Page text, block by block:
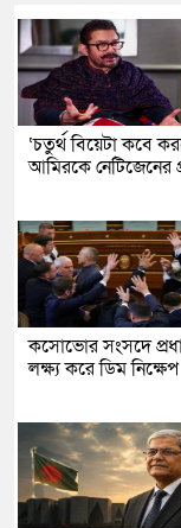
‘চতুর্থ বিয়েটা কবে
আমিরকে নেটিজেনের
কসোভোর সংসদে
লক্ষ্য করে ডিম নিক্ষেপ